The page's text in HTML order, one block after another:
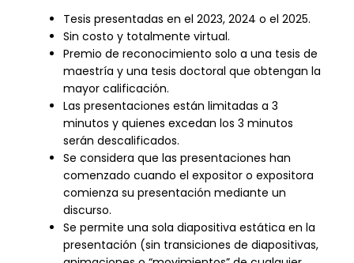
Tesis presentadas en el 2023, 2024 o el 2025.
Sin costo y totalmente virtual.
Premio de reconocimiento solo a una tesis de
maestría y una tesis doctoral que obtengan la
mayor calificación.
Las presentaciones están limitadas a 3
minutos y quienes excedan los 3 minutos
serán descalificados.
Se considera que las presentaciones han
comenzado cuando el expositor o expositora
comienza su presentación mediante un
discurso.
Se permite una sola diapositiva estática en la
presentación (sin transiciones de diapositivas,